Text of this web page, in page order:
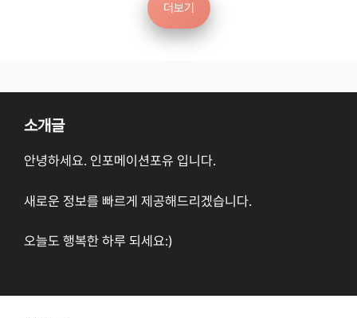
더보기
소개글
안녕하세요. 인포메이션포유 입니다.
새로운 정보를 빠르게 제공해드리겠습니다.
오늘도 행복한 하루 되세요:)